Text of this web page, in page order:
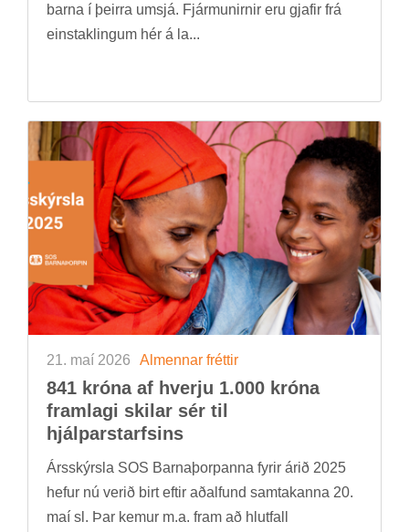
barna í þeirra um­sjá. Fjár­mun­irn­ir eru gjaf­ir frá
ein­stak­ling­um hér á la...
21. maí 2026 Al­menn­ar frétt­ir
841 króna af hverju 1.000 króna
fram­lagi skil­ar sér til
hjálp­ar­starfs­ins
Árs­skýrsla SOS Barna­þorp­anna fyr­ir árið 2025
hef­ur nú ver­ið birt eft­ir að­al­fund sam­tak­anna 20.
maí sl. Þar kem­ur m.a. fram að hlut­fall